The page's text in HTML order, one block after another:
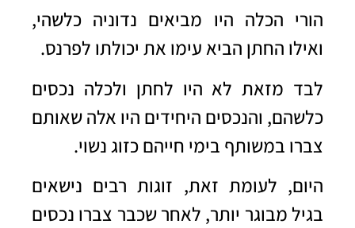
הורי הכלה היו מביאים נדוניה כלשהי,
ואילו החתן הביא עימו את יכולתו לפרנס.
לבד מזאת לא היו לחתן ולכלה נכסים
כלשהם, והנכסים היחידים היו אלה שאותם
צברו במשותף בימי חייהם כזוג נשוי.
היום, לעומת זאת, זוגות רבים נישאים
בגיל מבוגר יותר, לאחר שכבר צברו נכסים